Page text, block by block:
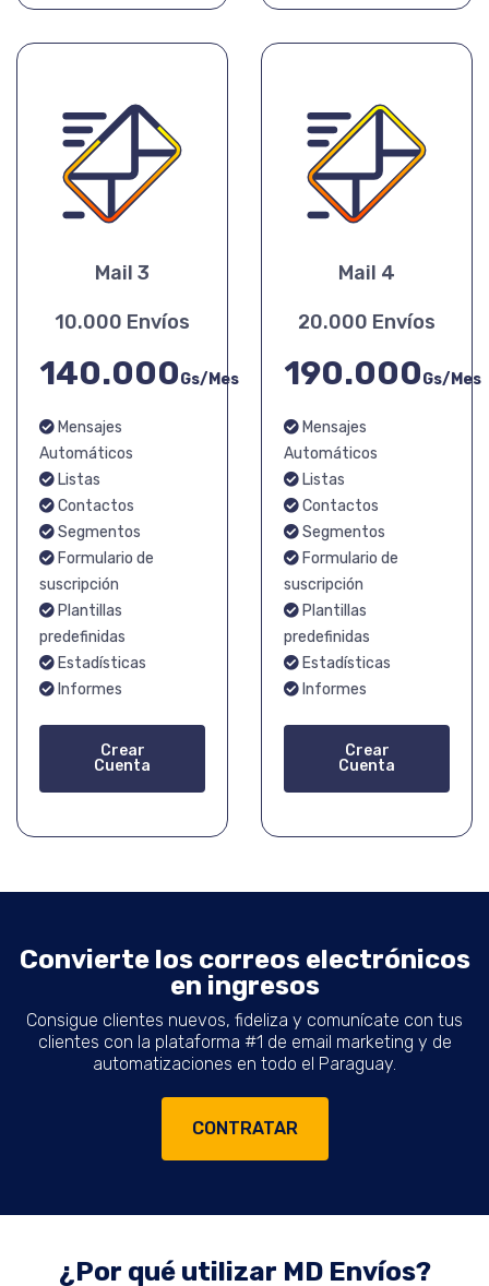
Mail 3
10.000 Envíos
140.000Gs/Mes
Mensajes
Automáticos
Listas
Contactos
Segmentos
Formulario de
suscripción
Plantillas
predefinidas
Estadísticas
Informes
Crear
Cuenta
Mail 4
20.000 Envíos
190.000Gs/Mes
Mensajes
Automáticos
Listas
Contactos
Segmentos
Formulario de
suscripción
Plantillas
predefinidas
Estadísticas
Informes
Crear
Cuenta
Convierte los correos electrónicos
en ingresos
Consigue clientes nuevos, fideliza y comunícate con tus
clientes con la plataforma #1 de email marketing y de
automatizaciones en todo el Paraguay.
CONTRATAR
¿Por qué utilizar MD Envíos?